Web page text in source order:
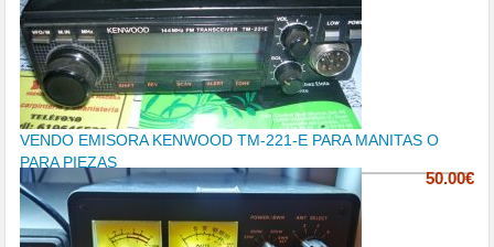
VENDO EMISORA KENWOOD TM-221-E PARA MANITAS O
PARA PIEZAS
50.00€